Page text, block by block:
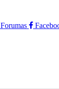
Forumas